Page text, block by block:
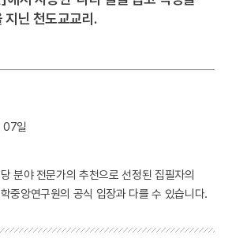
사
사지 석조
지닌 천도교교리.
07일
분야 전문가의 추천으로 선정된 집필자의
중앙연구원의 공식 입장과 다를 수 있습니다.